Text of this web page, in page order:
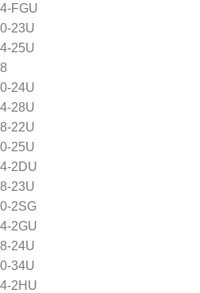
FGU
23U
25U
24U
28U
22U
25U
2DU
23U
2SG
2GU
24U
34U
2HU